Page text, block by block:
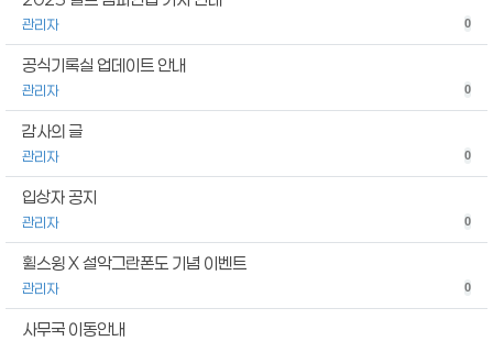
관리자 0
공식기록실 업데이트 안내
관리자 0
감사의 글
관리자 0
입상자 공지
관리자 0
휠스윙 X 설악그란폰도 기념 이벤트
관리자 0
사무국 이동안내